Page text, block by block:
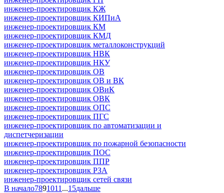
инженер-проектировщик КЖ
инженер-проектировщик КИПиА
инженер-проектировщик КМ
инженер-проектировщик КМД
инженер-проектировщик металлоконструкций
инженер-проектировщик НВК
инженер-проектировщик НКУ
инженер-проектировщик ОВ
инженер-проектировщик ОВ и ВК
инженер-проектировщик ОВиК
инженер-проектировщик ОВК
инженер-проектировщик ОПС
инженер-проектировщик ПГС
инженер-проектировщик по автоматизации и
диспетчеризации
инженер-проектировщик по пожарной безопасности
инженер-проектировщик ПОС
инженер-проектировщик ППР
инженер-проектировщик РЗА
инженер-проектировщик сетей связи
В начало7891011 ...15дальше